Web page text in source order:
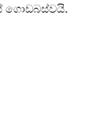
ගොඩබස්වයි.